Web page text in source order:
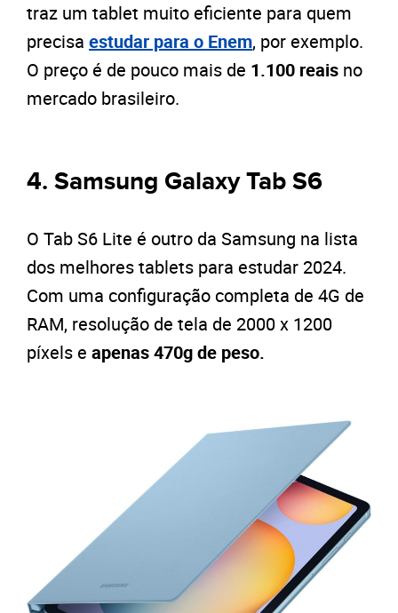
traz um tablet muito eficiente para quem
precisa estudar para o Enem, por exemplo.
O preço é de pouco mais de 1.100 reais no
mercado brasileiro.
4. Samsung Galaxy Tab S6
O Tab S6 Lite é outro da Samsung na lista
dos melhores tablets para estudar 2024.
Com uma configuração completa de 4G de
RAM, resolução de tela de 2000 x 1200
píxels e apenas 470g de peso.